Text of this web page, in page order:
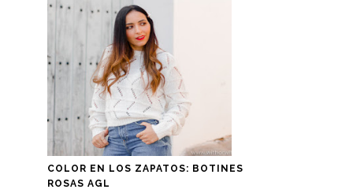
COLOR EN LOS ZAPATOS: BOTINES
ROSAS AGL